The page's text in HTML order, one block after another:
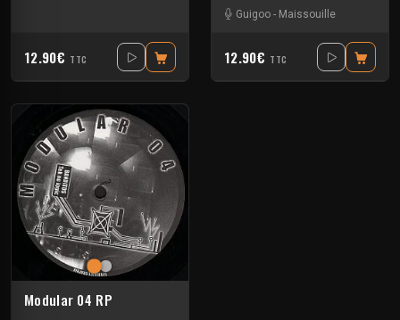
12.90€ TTC
Guigoo - Maissouille
12.90€ TTC
Modular 04 RP